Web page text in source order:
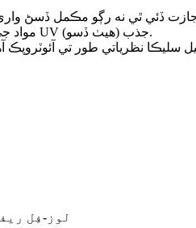
حدن جو دارومدار مواد جي معيار تي آهي.مثال طور، مضبوط انفراريڊ جذب بينڊ OH مواد جي ڪري ٿي سگھي ٿو، ۽ دھات جي ناپاڪي مان UV جذب (هيٺ ڏسو).